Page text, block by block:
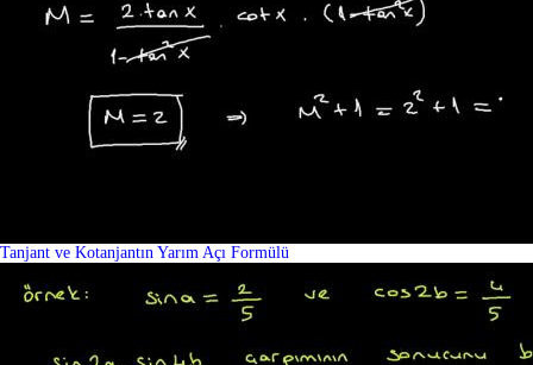
Tanjant ve Kotanjantın Yarım Açı Formülü